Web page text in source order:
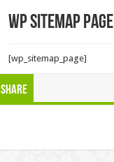
wp Sitemap Page
[wp_sitemap_page]
Share